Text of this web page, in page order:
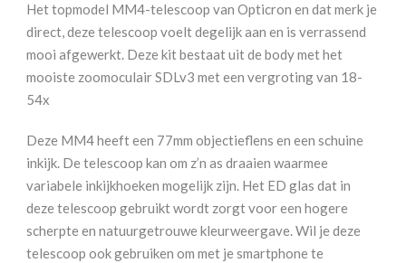
Het topmodel MM4-telescoop van Opticron en dat merk je
direct, deze telescoop voelt degelijk aan en is verrassend
mooi afgewerkt. Deze kit bestaat uit de body met het
mooiste zoomoculair SDLv3 met een vergroting van 18-
54x
Deze MM4 heeft een 77mm objectieflens en een schuine
inkijk. De telescoop kan om z’n as draaien waarmee
variabele inkijkhoeken mogelijk zijn. Het ED glas dat in
deze telescoop gebruikt wordt zorgt voor een hogere
scherpte en natuurgetrouwe kleurweergave. Wil je deze
telescoop ook gebruiken om met je smartphone te